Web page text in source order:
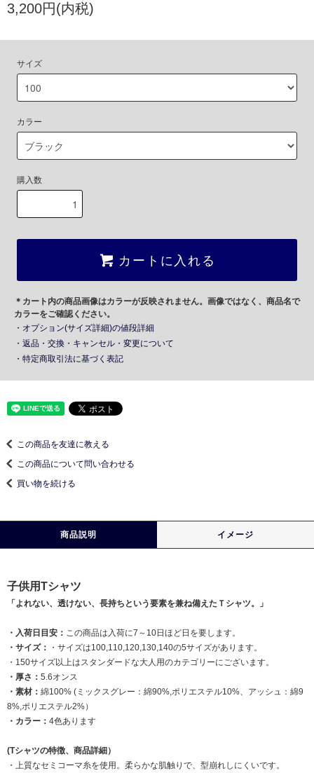
3,200円(内税)
サイズ
カラー
購入数
カートに入れる
＊カート内の商品画像はカラーが反映されません。画像ではなく、商品名で
カラーをご確認ください。
・オプション(サイズ詳細)の値段詳細
・返品・交換・キャンセル・変更について
・特定商取引法に基づく表記
この商品を友達に教える
この商品について問い合わせる
買い物を続ける
商品説明 イメージ
子供用Tシャツ
「よれない、透けない、長持ちという要素を兼ね備えたＴシャツ。」
・入荷日目安： この商品は入荷に7～10日ほど日を要します。
・サイズ：
・サイズは100,110,120,130,140の5サイズがあります。
・150サイズ以上はスタンダードな大人用のカテゴリーにございます。
・厚さ： 5.6オンス
・素材： 綿100% (ミックスグレー：綿90%,ポリエステル10%、アッシュ：綿9
8%,ポリエステル2%）
・カラー： 4色あります
(Tシャツの特徴、商品詳細）
・上質なセミコーマ糸を使用。柔らかな肌触りで、型崩れしにくいです。